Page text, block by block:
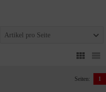
Artikel pro Seite
Seiten: 1